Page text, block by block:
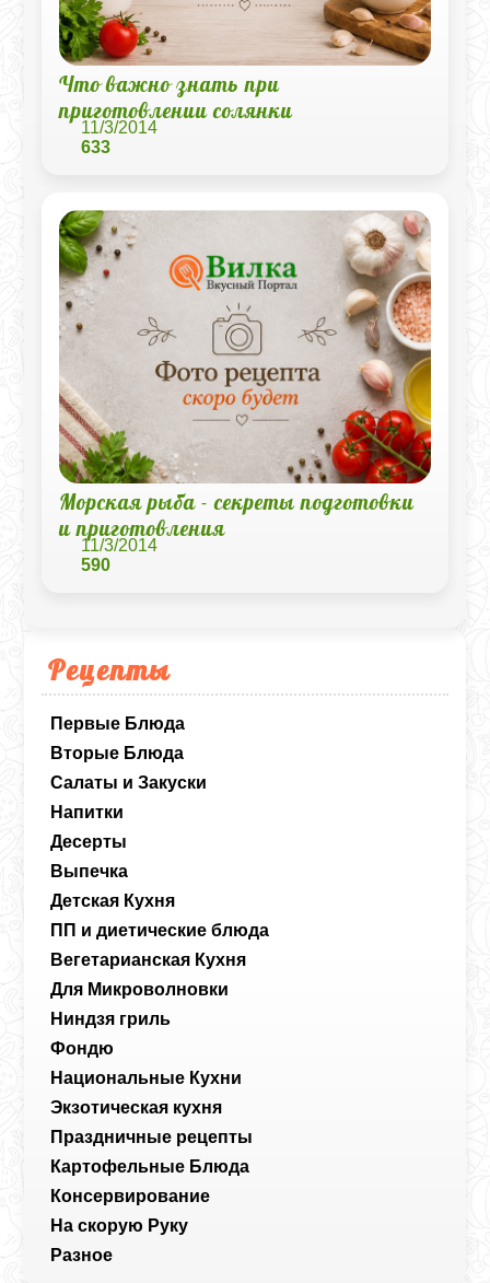
Рецепты
Первые Блюда
Вторые Блюда
Салаты и Закуски
Напитки
Десерты
Выпечка
Детская Кухня
ПП и диетические блюда
Вегетарианская Кухня
Для Микроволновки
Ниндзя гриль
Фондю
Национальные Кухни
Экзотическая кухня
Праздничные рецепты
Картофельные Блюда
Консервирование
На скорую Руку
Разное
Что важно знать при
приготовлении солянки
11/3/2014
633
Морская рыба - секреты подготовки
и приготовления
11/3/2014
590